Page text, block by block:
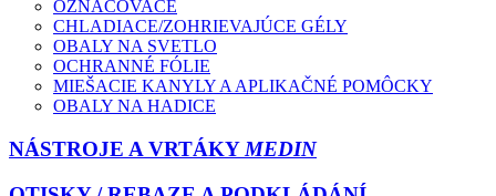
OZNAČOVAČE
CHLADIACE/ZOHRIEVAJÚCE GÉLY
OBALY NA SVETLO
OCHRANNÉ FÓLIE
MIEŠACIE KANYLY A APLIKAČNÉ POMÔCKY
OBALY NA HADICE
NÁSTROJE A VRTÁKY MEDIN